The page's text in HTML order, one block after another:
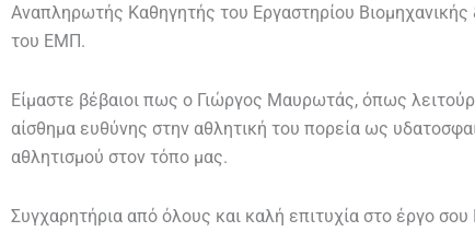
Αναπληρωτής Καθηγητής του Εργαστηρίου
του ΕΜΠ.
Είμαστε βέβαιοι πως ο Γιώργος Μαυρωτάς, όπως
αίσθημα ευθύνης στην αθλητική του πορεία ως
αθλητισμού στον τόπο μας.
Συγχαρητήρια από όλους και καλή επιτυχία στο έργο σου